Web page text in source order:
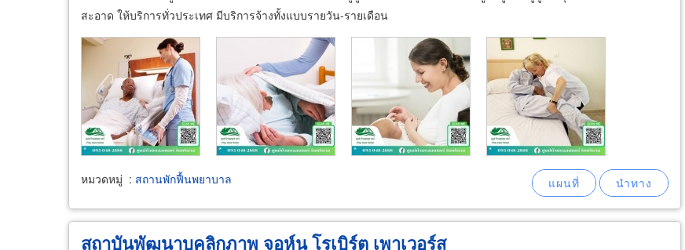
สะอาด ให้บริการทั่วประเทศ มีบริการจ้างทั้งแบบรายวัน-รายเดือน
หมวดหมู่ : สถานพักฟื้นพยาบาล
สถาบันพัฒนาบุคลิกภาพ จอห์น โรเบิร์ต เพาเวอร์ส